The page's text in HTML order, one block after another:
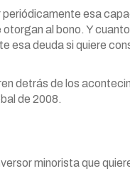
esa
al bono. Y
esa deuda si quiere
detrás de los
de 2008.
minorista que